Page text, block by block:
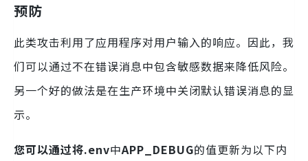
预防
此类攻击利用了应用程序对用户输入的响应。因此，我
们可以通过不在错误消息中包含敏感数据来降低风险。
另一个好的做法是在生产环境中关闭默认错误消息的显
示。
您可以通过将.env中APP_DEBUG的值更新为以下内